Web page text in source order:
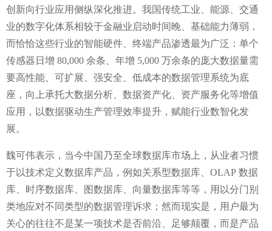
创新向行业应用侧纵深化推进。我国传统工业、能源、交通
业的数字化体系相较于金融业启动时间晚、基础能力薄弱，
而恰恰这些行业的智能硬件、终端产品渗透最为广泛：单个
传感器日增 80,000 余条、年增 5,000 万余条的庞大数据量需
要高性能、可扩展、强安全、低成本的数据管理系统为底
座，向上承托大数据分析、数据资产化、资产服务化等增值
应用，以数据驱动生产管理效率提升，赋能行业数智化发
展。
魏可伟表示，当今中国乃至全球数据库市场上，从业者习惯
于以技术定义数据库产品，例如关系型数据库、 OLAP 数据
库、时序数据库、图数据库、向量数据库等等，用以分门别
类地应对不同类型的数据管理诉求；然而现实是，用户最为
关心的往往不是某一项技术是否前沿、足够颠覆，而是产品